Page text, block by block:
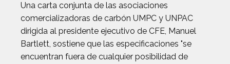
Una carta conjunta de las asociaciones
comercializadoras de carbón UMPC y UNPAC
dirigida al presidente ejecutivo de CFE, Manuel
Bartlett, sostiene que las especificaciones "se
encuentran fuera de cualquier posibilidad de